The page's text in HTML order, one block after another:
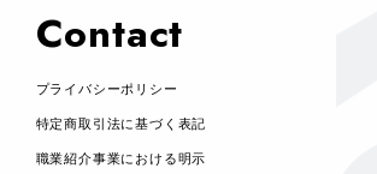
Contact
プライバシーポリシー
特定商取引法に基づく表記
職業紹介事業における明示